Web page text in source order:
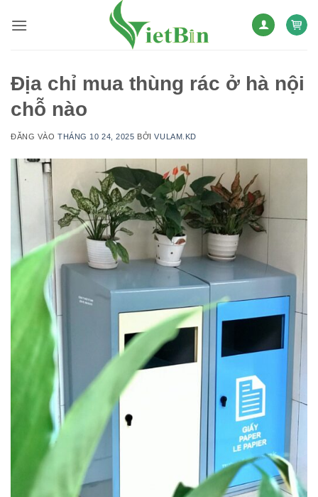
qua
Địa chỉ mua thùng rác ở hà nội
chỗ nào
ĐĂNG VÀOTHÁNG 10 24, 2025 BỞIVULAM.KD